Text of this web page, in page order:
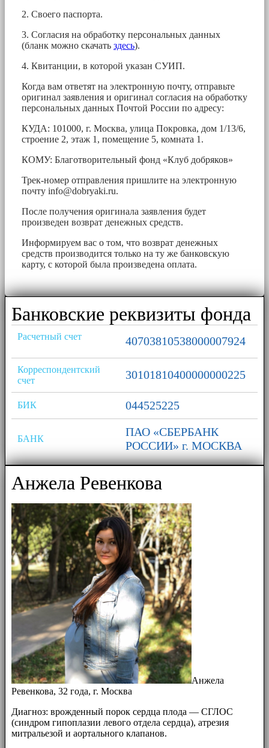
2. Своего паспорта.
3. Согласия на обработку персональных данных
(бланк можно скачать здесь).
4. Квитанции, в которой указан СУИП.
Когда вам ответят на электронную почту, отправьте
оригинал заявления и оригинал согласия на обработку
персональных данных Почтой России по адресу:
КУДА: 101000, г. Москва, улица Покровка, дом 1/13/6,
строение 2, этаж 1, помещение 5, комната 1.
КОМУ: Благотворительный фонд «Клуб добряков»
Трек-номер отправления пришлите на электронную
почту info@dobryaki.ru.
После получения оригинала заявления будет
произведен возврат денежных средств.
Информируем вас о том, что возврат денежных
средств производится только на ту же банковскую
карту, с которой была произведена оплата.
Банковские реквизиты фонда
Расчетный счет 40703810538000007924
Корреспондентский
счет
30101810400000000225
БИК 044525225
БАНК
ПАО «СБЕРБАНК
РОССИИ» г. МОСКВА
Анжела Ревенкова
Анжела
Ревенкова, 32 года, г. Москва
Диагноз: врожденный порок сердца плода — СГЛОС
(синдром гипоплазии левого отдела сердца), атрезия
митральезой и аортального клапанов.